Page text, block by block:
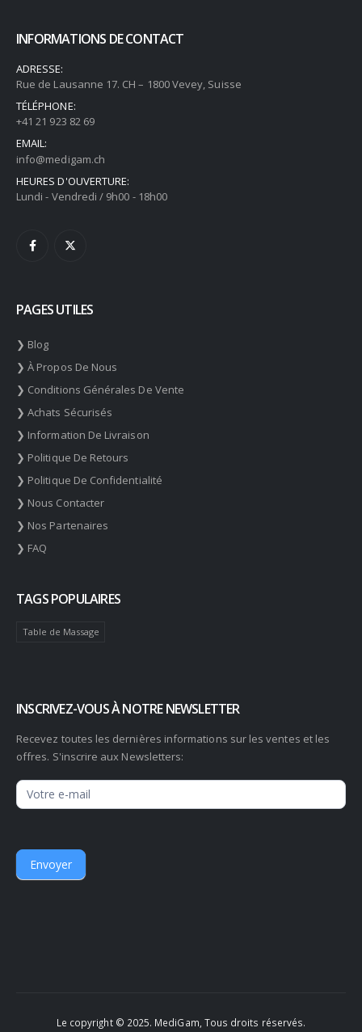
INFORMATIONS DE CONTACT
ADRESSE:
Rue de Lausanne 17. CH – 1800 Vevey, Suisse
TÉLÉPHONE:
+41 21 923 82 69
EMAIL:
info@medigam.ch
HEURES D'OUVERTURE:
Lundi - Vendredi / 9h00 - 18h00
PAGES UTILES
❯ Blog
❯ À Propos De Nous
❯ Conditions Générales De Vente
❯ Achats Sécurisés
❯ Information De Livraison
❯ Politique De Retours
❯ Politique De Confidentialité
❯ Nous Contacter
❯ Nos Partenaires
❯ FAQ
TAGS POPULAIRES
Table de Massage
INSCRIVEZ-VOUS À NOTRE NEWSLETTER
Recevez toutes les dernières informations sur les ventes et les
offres. S'inscrire aux Newsletters:
Newsletter
Envoyer
Le copyright © 2025. MediGam, Tous droits réservés.